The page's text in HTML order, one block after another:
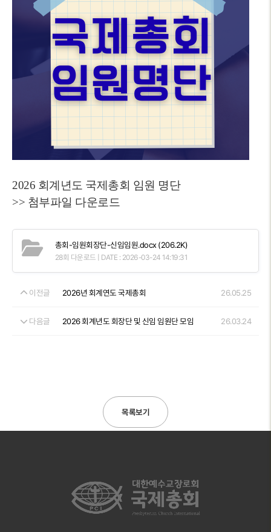
2026 회계년도 국제총회 임원 명단
>> 첨부파일 다운로드
총회-임원회장단-신임임원.docx (206.2K)
28회 다운로드 | DATE : 2026-03-24 14:19:31
이전글 2026년 회계연도 국제총회 26.05.25
다음글 2026 회계년도 회장단 및 신임 임원단 모임 26.03.24
목록보기